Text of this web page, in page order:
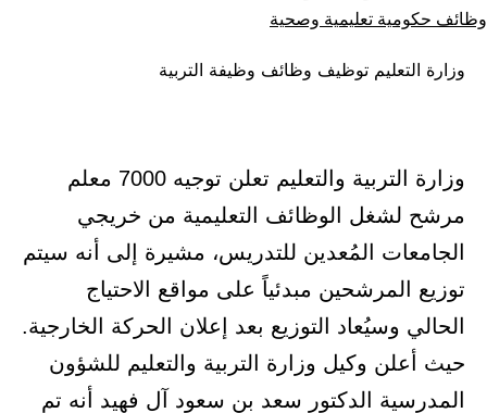
النشر
مصنف
وظائف حكومية تعليمية وصحية
وزارة التعليم توظيف وظائف وظيفة التربية
وزارة التربية والتعليم تعلن توجيه 7000 معلم
مرشح لشغل الوظائف التعليمية من خريجي
الجامعات المُعدين للتدريس، مشيرة إلى أنه سيتم
توزيع المرشحين مبدئياً على مواقع الاحتياج
الحالي وسيُعاد التوزيع بعد إعلان الحركة الخارجية.
حيث أعلن وكيل وزارة التربية والتعليم للشؤون
المدرسية الدكتور سعد بن سعود آل فهيد أنه تم